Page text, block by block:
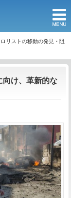
リストの移動の発見・阻
向け、革新的な